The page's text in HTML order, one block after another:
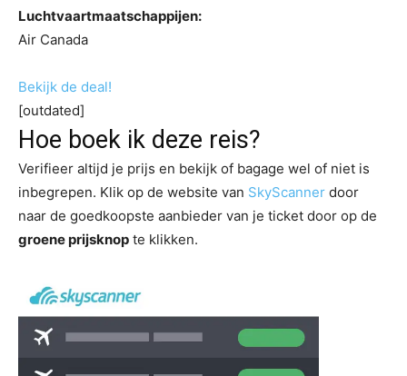
Luchtvaartmaatschappijen:
Air Canada
Bekijk de deal!
[outdated]
Hoe boek ik deze reis?
Verifieer altijd je prijs en bekijk of bagage wel of niet is
inbegrepen. Klik op de website van SkyScanner door
naar de goedkoopste aanbieder van je ticket door op de
groene prijsknop te klikken.